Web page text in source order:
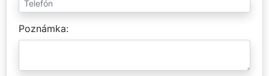
Poznámka